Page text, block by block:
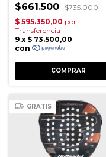
$661.500 $735.000
GRATIS